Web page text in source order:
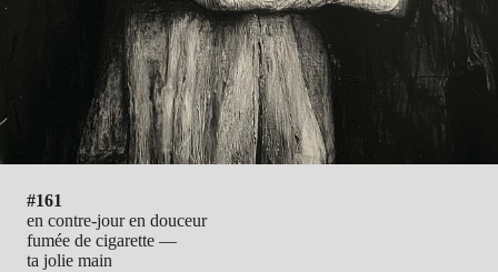
#161
en contre-jour en douceur
fumée de cigarette —
ta jolie main